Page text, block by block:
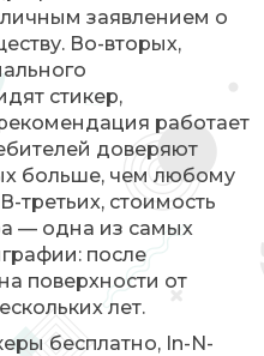
заявлением о
Во-вторых,
стикер,
работает
доверяют
больше, чем любому
третьих, стоимость
— одна из самых
после
поверхности от
лет.
бесплатно, In-N-